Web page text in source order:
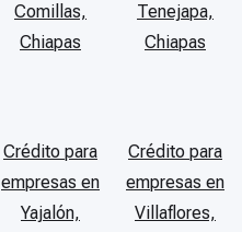
Comillas,
Chiapas
Tenejapa,
Chiapas
Crédito para
empresas en
Yajalón,
Crédito para
empresas en
Villaflores,